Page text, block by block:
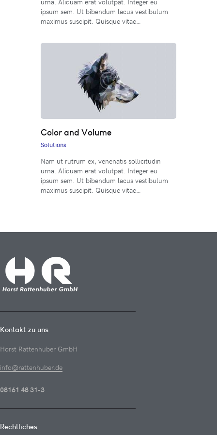
ipsum sem. Ut bibendum lacus vestibulum
maximus suscipit. Quisque vitae…
Color and Volume
Solutions
Nam ut rutrum ex, venenatis sollicitudin
urna. Aliquam erat volutpat. Integer eu
ipsum sem. Ut bibendum lacus vestibulum
maximus suscipit. Quisque vitae…
Kontakt zu uns
Horst Rattenhuber GmbH
info@rattenhuber.de
08161 48 31-3
Rechtliches